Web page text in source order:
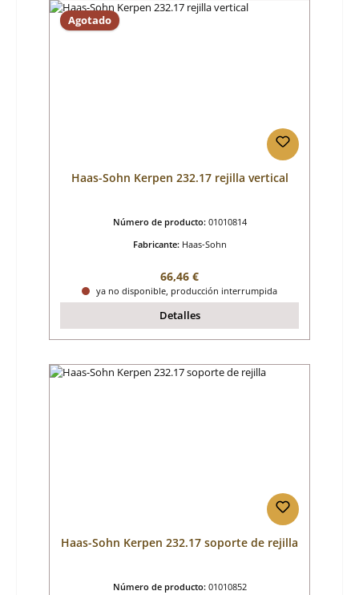
Agotado
Haas-Sohn Kerpen 232.17 rejilla vertical
Número de producto: 01010814
Fabricante: Haas-Sohn
Precio normal:
66,46 €
ya no disponible, producción interrumpida
Detalles
Haas-Sohn Kerpen 232.17 soporte de rejilla
Número de producto: 01010852